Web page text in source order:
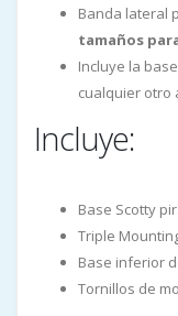
Banda lateral
tamaños
Incluye la
cualquier otro
Incluye:
Base Scotty
Triple
Base inferior
Tornillos de